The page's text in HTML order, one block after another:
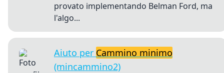
provato implementando Belman Ford, ma
l'algo...
Aiuto per Cammino minimo
(mincammino2)